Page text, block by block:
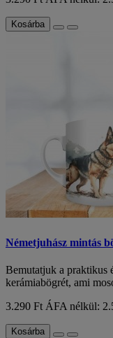
Kosárba
Németjuhász mintás
Bemutatjuk a praktikus
kerámiabögrét, ami
3.290 Ft ÁFA nélkül:
Kosárba